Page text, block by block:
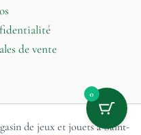
de vente
de jeux et jouets à Saint-
0